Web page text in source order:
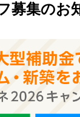
募集のお